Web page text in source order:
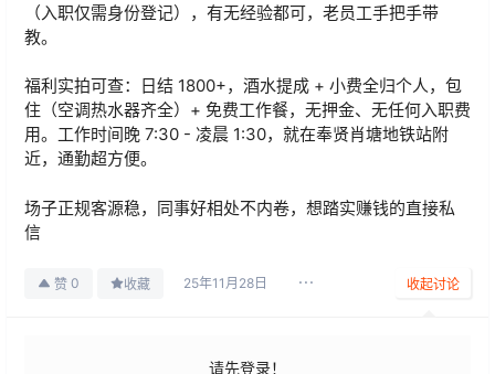
（入职仅需身份登记），有无经验都可，老员工手把手带
教。
福利实拍可查：日结 1800+，酒水提成 + 小费全归个人，包
住（空调热水器齐全）+ 免费工作餐，无押金、无任何入职费
用。工作时间晚 7:30 - 凌晨 1:30，就在奉贤肖塘地铁站附
近，通勤超方便。
场子正规客源稳，同事好相处不内卷，想踏实赚钱的直接私
信
赞 0 收藏 25年11月28日 收起讨论
请先登录！